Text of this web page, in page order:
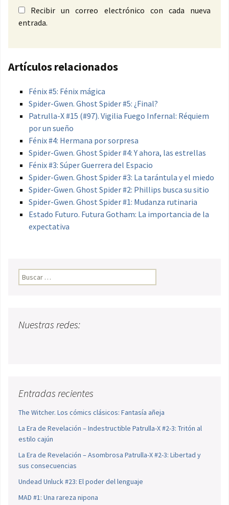
Recibir un correo electrónico con cada nueva
entrada.
Artículos relacionados
Fénix #5: Fénix mágica
Spider-Gwen. Ghost Spider #5: ¿Final?
Patrulla-X #15 (#97). Vigilia Fuego Infernal: Réquiem
por un sueño
Fénix #4: Hermana por sorpresa
Spider-Gwen. Ghost Spider #4: Y ahora, las estrellas
Fénix #3: Súper Guerrera del Espacio
Spider-Gwen. Ghost Spider #3: La tarántula y el miedo
Spider-Gwen. Ghost Spider #2: Phillips busca su sitio
Spider-Gwen. Ghost Spider #1: Mudanza rutinaria
Estado Futuro. Futura Gotham: La importancia de la
expectativa
Buscar:
Nuestras redes:
Entradas recientes
The Witcher. Los cómics clásicos: Fantasía añeja
La Era de Revelación – Indestructible Patrulla-X #2-3: Tritón al
estilo cajún
La Era de Revelación – Asombrosa Patrulla-X #2-3: Libertad y
sus consecuencias
Undead Unluck #23: El poder del lenguaje
MAD #1: Una rareza nipona